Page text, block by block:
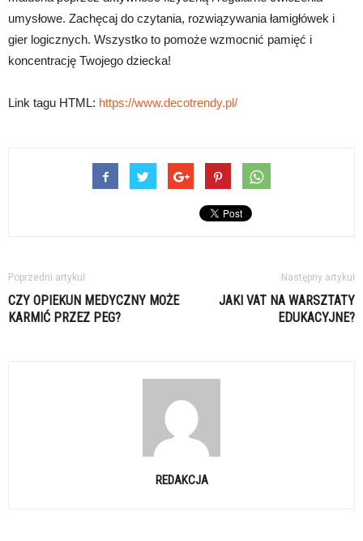
umysłowe. Zachęcaj do czytania, rozwiązywania łamigłówek i
gier logicznych. Wszystko to pomoże wzmocnić pamięć i
koncentrację Twojego dziecka!
Link tagu HTML: https://www.decotrendy.pl/
Poprzedni artykuł
CZY OPIEKUN MEDYCZNY MOŻE
KARMIĆ PRZEZ PEG?
Następny artykuł
JAKI VAT NA WARSZTATY
EDUKACYJNE?
REDAKCJA